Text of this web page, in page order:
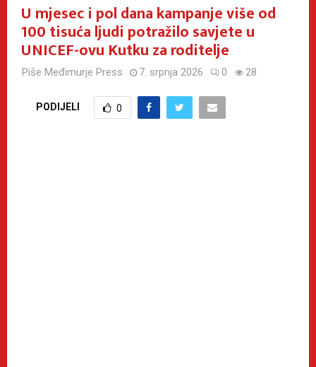
U mjesec i pol dana kampanje više od
100 tisuća ljudi potražilo savjete u
UNICEF-ovu Kutku za roditelje
Piše Međimurje Press 7. srpnja 2026 0 28
PODIJELI 0